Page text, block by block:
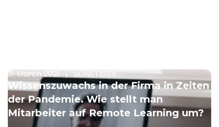
31 March 2021 | SONSTIGES
Wissenszuwachs in der Firma in Zeiten
der Pandemie. Wie stellt man
Mitarbeiter auf Remote Learning um?